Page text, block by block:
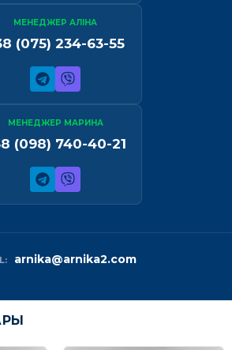
МЕНЕДЖЕР АЛІНА
(075) 234-63-55
МЕНЕДЖЕР МАРИНА
(098) 740-40-21
arnika@arnika2.com